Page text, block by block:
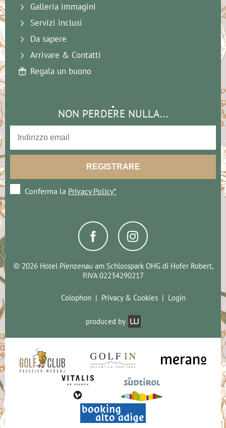
Galleria immagini
Servizi inclusi
Da sapere
Arrivare & Contatti
Regala un buono
NON PERDERE NULLA...
Conferma la Privacy Policy*
© 2026 Hotel Pienzenau am Schlosspark OHG di Hofer Robert,
P.IVA 02234290217
Colophon Privacy & Cookies Login
produced by